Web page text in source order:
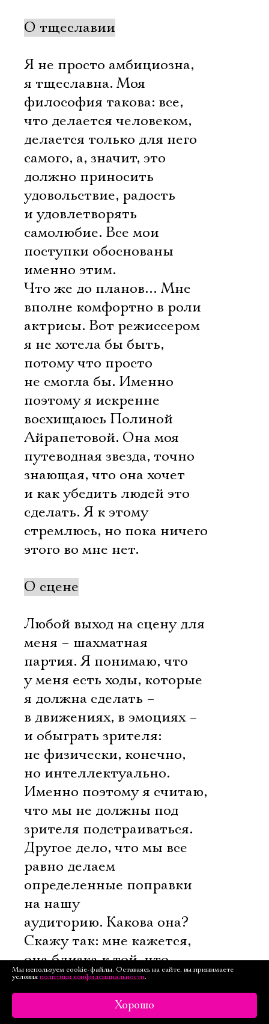
О тщеславии
Я не просто амбициозна,
я тщеславна. Моя
философия такова: все,
что делается человеком,
делается только для него
самого, а, значит, это
должно приносить
удовольствие, радость
и удовлетворять
самолюбие. Все мои
поступки обоснованы
именно этим.
Что же до планов… Мне
вполне комфортно в роли
актрисы. Вот режиссером
я не хотела бы быть,
потому что просто
не смогла бы. Именно
поэтому я искренне
восхищаюсь Полиной
Айрапетовой. Она моя
путеводная звезда, точно
знающая, что она хочет
и как убедить людей это
сделать. Я к этому
стремлюсь, но пока ничего
этого во мне нет.
О сцене
Любой выход на сцену для
меня – шахматная
партия. Я понимаю, что
у меня есть ходы, которые
я должна сделать –
в движениях, в эмоциях –
и обыграть зрителя:
не физически, конечно,
но интеллектуально.
Именно поэтому я считаю,
что мы не должны под
зрителя подстраиваться.
Другое дело, что мы все
равно делаем
определенные поправки
на нашу
аудиторию. Какова она?
Скажу так: мне кажется,
она близка к той, что
ходит в театр «Практика»,
и совсем не похожа на ту,
что ходит во МХАТ
Мы используем cookie-файлы. Оставаясь на сайте, вы принимаете
условия политики конфиденциальности.
Хорошо